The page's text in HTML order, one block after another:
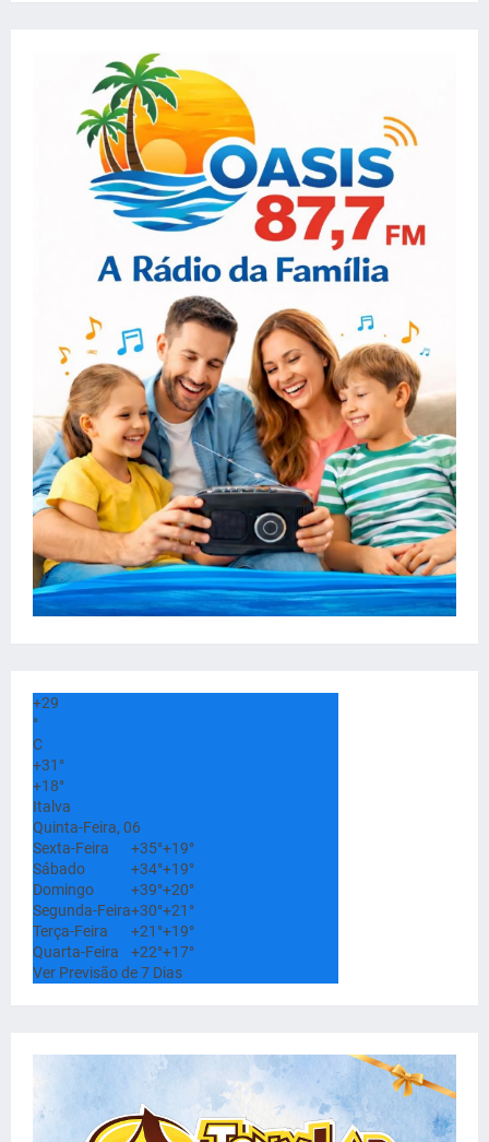
+29
°
C
+31°
+18°
Italva
Quinta-Feira, 06
Sexta-Feira
+35°+19°
Sábado
+34°+19°
Domingo
+39°+20°
Segunda-Feira+30°+21°
Terça-Feira
+21°+19°
Quarta-Feira
+22°+17°
Ver Previsão de 7 Dias